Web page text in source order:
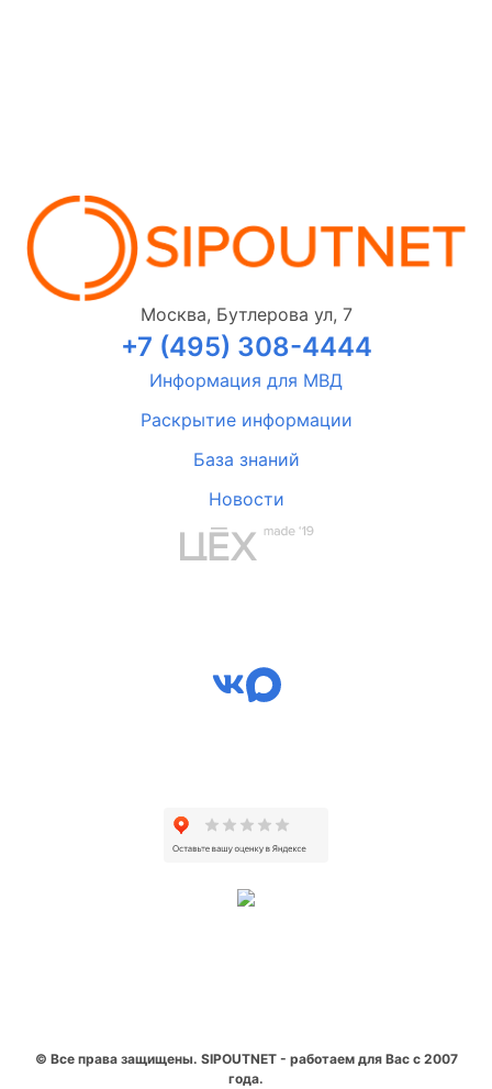
Москва, Бутлерова ул, 7
+7 (495) 308-4444
Информация для МВД
Раскрытие информации
База знаний
Новости
© Все права защищены. SIPOUTNET - работаем для Вас с 2007
года.